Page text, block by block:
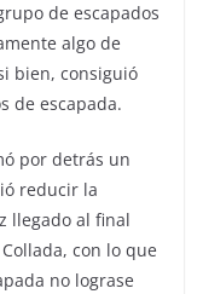
de escapados
algo de
bien, consiguió
de escapada.
por detrás un
reducir la
llegado al final
con lo que
no lograse